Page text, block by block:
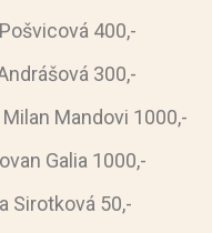
400,-
300,-
Mandovi 1000,-
Galia 1000,-
Sirotková 50,-